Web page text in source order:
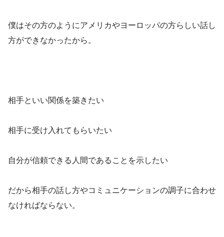
僕はその方のようにアメリカやヨーロッパの方らしい話し
方ができなかったから。
相手といい関係を築きたい
相手に受け入れてもらいたい
自分が信頼できる人間であることを示したい
だから相手の話し方やコミュニケーションの調子に合わせ
なければならない。